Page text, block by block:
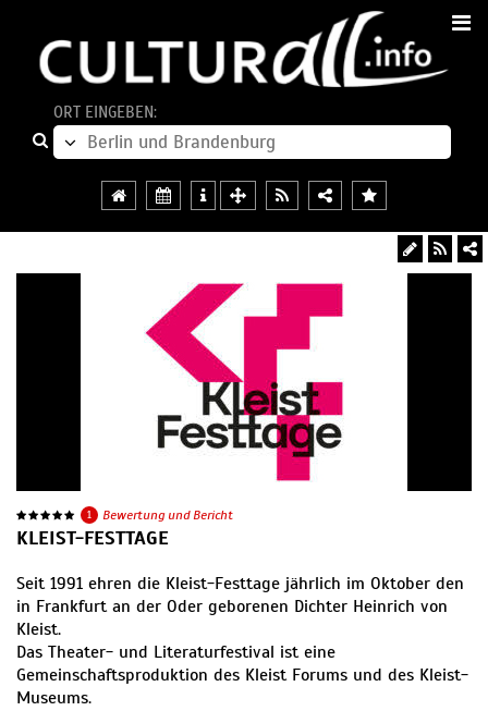
ORT EINGEBEN:
1 Bewertung und Bericht
KLEIST-FESTTAGE
Seit 1991 ehren die Kleist-Festtage jährlich im Oktober den
in Frankfurt an der Oder geborenen Dichter Heinrich von
Kleist.
Das Theater- und Literaturfestival ist eine
Gemeinschaftsproduktion des Kleist Forums und des Kleist-
Museums.